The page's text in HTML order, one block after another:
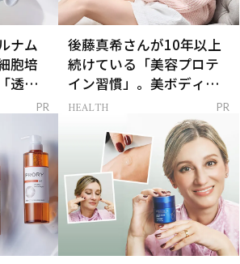
ナム
胞培
透明
PR
後藤真希さんが10年以上
続けている「美容プロテ
イン習慣」。美ボディを
支える朝ルーティンと
HEALTH PR